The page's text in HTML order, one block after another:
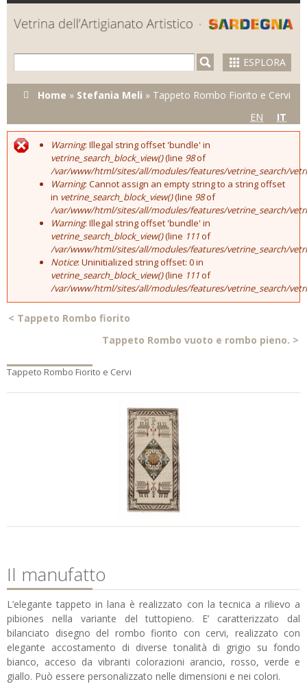
Skip to
main
content
ESPLORA
Tu sei qui
Home » Stefania Meli » Tappeto Rombo Fiorito e Cervi
EN
IT
Error message
Warning: Illegal string offset 'bundle' in
vetrine_search_block_view()(line 98of
/var/www/html/sites/all/modules/features/vetrine_search/
Warning: Cannot assign an empty string to a string offset
in vetrine_search_block_view()(line 98of
/var/www/html/sites/all/modules/features/vetrine_search/
Warning: Illegal string offset 'bundle' in
vetrine_search_block_view()(line 111of
/var/www/html/sites/all/modules/features/vetrine_search/
Notice: Uninitialized string offset: 0 in
vetrine_search_block_view()(line 111of
/var/www/html/sites/all/modules/features/vetrine_search/
< Tappeto Rombo fiorito
Tappeto Rombo vuoto e rombo pieno. >
Tappeto Rombo Fiorito e Cervi
Il manufatto
L’elegante tappeto in lana è realizzato con la tecnica a rilievo a
pibiones nella variante del tuttopieno. E’ caratterizzato dal
bilanciato disegno del rombo fiorito con cervi, realizzato con
elegante accostamento di diverse tonalità di grigio su fondo
bianco, acceso da vibranti colorazioni arancio, rosso, verde e
giallo. Può essere personalizzato nelle dimensioni e nei colori.